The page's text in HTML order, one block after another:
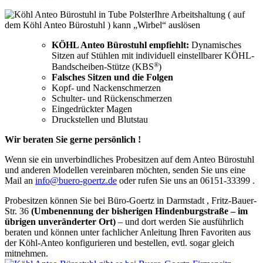
Ihre Arbeitshaltung ( auf
dem Köhl Anteo Bürostuhl ) kann „Wirbel“ auslösen
KÖHL Anteo Bürostuhl empfiehlt: Dynamisches
Sitzen auf Stühlen mit individuell einstellbarer KÖHL-
Bandscheiben-Stütze (KBS®)
Falsches Sitzen und die Folgen
Kopf- und Nackenschmerzen
Schulter- und Rückenschmerzen
Eingedrückter Magen
Druckstellen und Blutstau
Wir beraten Sie gerne persönlich !
Wenn sie ein unverbindliches Probesitzen auf dem Anteo Bürostuhl
und anderen Modellen vereinbaren möchten, senden Sie uns eine
Mail an info@buero-goertz.de oder rufen Sie uns an 06151-33399 .
Probesitzen können Sie bei Büro-Goertz in Darmstadt , Fritz-Bauer-
Str. 36 (Umbenennung der bisherigen Hindenburgstraße – im
übrigen unveränderter Ort) – und dort werden Sie ausführlich
beraten und können unter fachlicher Anleitung Ihren Favoriten aus
der Köhl-Anteo konfigurieren und bestellen, evtl. sogar gleich
mitnehmen.